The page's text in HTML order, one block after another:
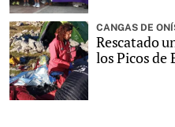
CANGAS DE
Rescatado
los Picos de